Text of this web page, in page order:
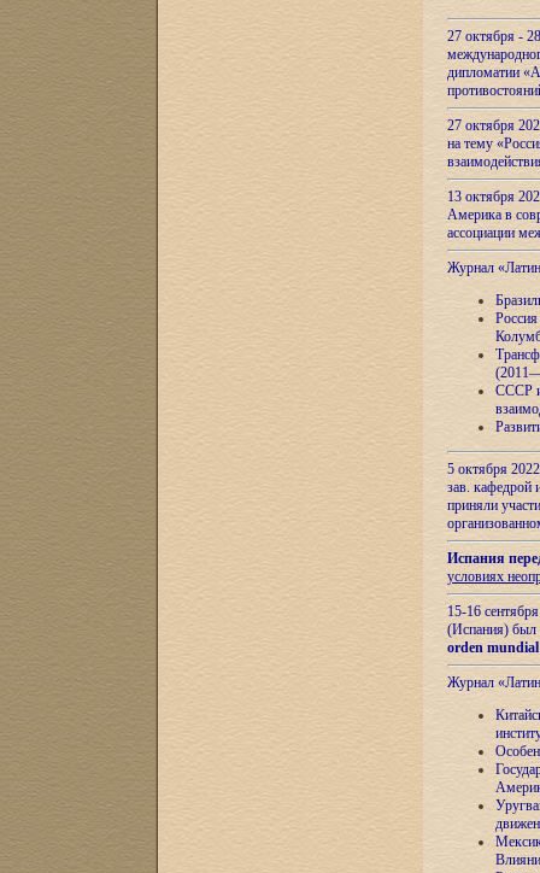
27 октября -
дипломатии
27 октября
на тему
13 октября
Америка в
ассоциации
Журнал
СССР и
5 октября
зав.
приняли
Испания
условиях
15-16
(Испания) был
orden
Журнал